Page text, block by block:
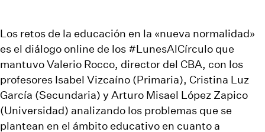
Los retos de la educación en la «nueva normalidad»
es el diálogo online de los #LunesAlCírculo que
mantuvo Valerio Rocco, director del CBA, con los
profesores Isabel Vizcaíno (Primaria), Cristina Luz
García (Secundaria) y Arturo Misael López Zapico
(Universidad) analizando los problemas que se
plantean en el ámbito educativo en cuanto a